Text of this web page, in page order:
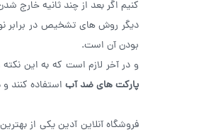
کنیم اگر بعد از چند ثانیه
بودن آن است.
و در آخر لازم است که به این
پارکت های ضد آب استفاده کنند
فروشگاه آنلاین آدین یکی از